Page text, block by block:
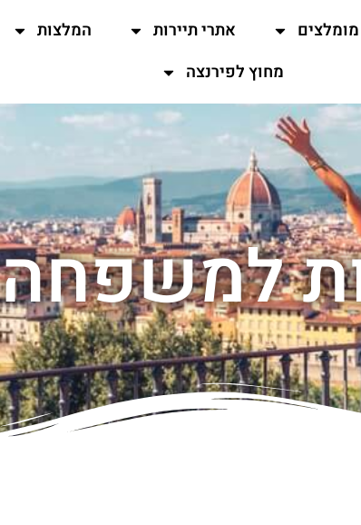
אתרי תיירות המלצות
מחוץ לפירנצה
למשפחה